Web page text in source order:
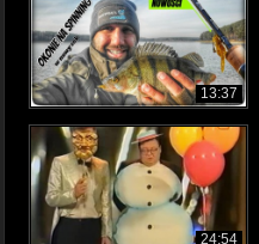
13:37
24:54